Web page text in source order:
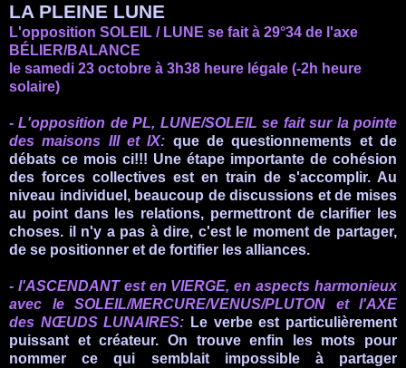
LA PLEINE LUNE
L'opposition SOLEIL / LUNE se fait à 29°34 de l'axe
BÉLIER/BALANCE
le samedi 23 octobre à 3h38 heure légale (-2h heure
solaire)
- L'opposition dePL, LUNE/SOLEIL se fait sur la pointe
des maisons III et IX: que de questionnements et de
débats ce mois ci!!! Une étape importante de cohésion
des forces collectives est en train de s'accomplir. Au
niveau individuel, beaucoup de discussions et de mises
au point dans les relations, permettront de clarifier les
choses. il n'y a pas à dire, c'est le moment de partager,
de se positionner et de fortifier les alliances.
- l'ASCENDANT est en VIERGE, en aspects harmonieux
avec le SOLEIL/MERCURE/VENUS/PLUTON et l'AXE
des NŒUDS LUNAIRES: Le verbe est particulièrement
puissant et créateur. On trouve enfin les mots pour
nommer ce qui semblait impossible à partager